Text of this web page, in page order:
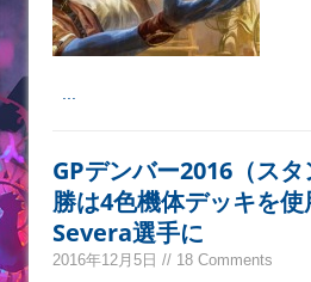
GPデンバー2016（ス
勝は4色機体デッキを
Severa選手に
2016年12月5日 // 18 Comments